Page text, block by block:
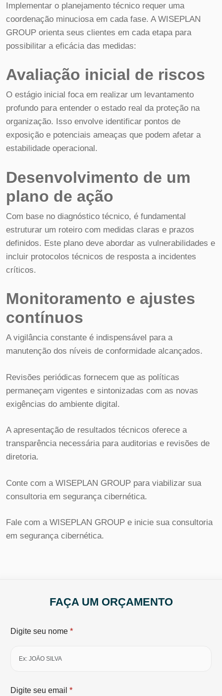
Implementar o planejamento técnico requer uma
coordenação minuciosa em cada fase. A WISEPLAN
GROUP orienta seus clientes em cada etapa para
possibilitar a eficácia das medidas:
Avaliação inicial de riscos
O estágio inicial foca em realizar um levantamento
profundo para entender o estado real da proteção na
organização. Isso envolve identificar pontos de
exposição e potenciais ameaças que podem afetar a
estabilidade operacional.
Desenvolvimento de um
plano de ação
Com base no diagnóstico técnico, é fundamental
estruturar um roteiro com medidas claras e prazos
definidos. Este plano deve abordar as vulnerabilidades e
incluir protocolos técnicos de resposta a incidentes
críticos.
Monitoramento e ajustes
contínuos
A vigilância constante é indispensável para a
manutenção dos níveis de conformidade alcançados.
Revisões periódicas fornecem que as políticas
permaneçam vigentes e sintonizadas com as novas
exigências do ambiente digital.
A apresentação de resultados técnicos oferece a
transparência necessária para auditorias e revisões de
diretoria.
Conte com a WISEPLAN GROUP para viabilizar sua
consultoria em segurança cibernética.
Fale com a WISEPLAN GROUP e inicie sua consultoria
em segurança cibernética.
FAÇA UM ORÇAMENTO
Digite seu nome *
Digite seu email *